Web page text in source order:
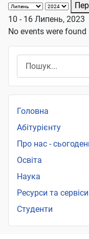
10 - 16 Липень, 2023
No events were found
Головна
Абітурієнту
Про нас -
Освіта
Наука
Ресурси та сервіси
Студенти